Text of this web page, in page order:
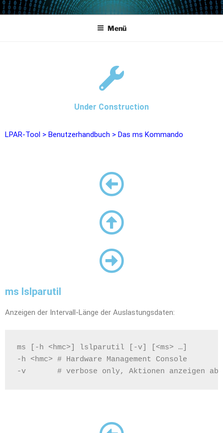
POWERCAMPUS 01
Home of the LPAR-Tool
Menü
Under Construction
LPAR-Tool > Benutzerhandbuch > Das ms Kommando
ms lslparutil
Anzeigen der Intervall-Länge der Auslastungsdaten:
ms [-h <hmc>] lslparutil [-v] [<ms> …]
-h <hmc> # Hardware Management Console
-v       # verbose only, Aktionen anzeigen